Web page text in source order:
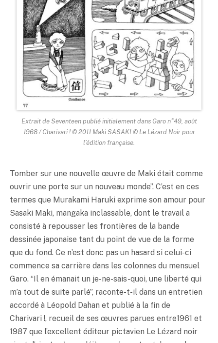
Extrait de Seventeen publié initialement dans Garo n°49, août
1968./ Charivari ! © 2011 Maki SASAKI © Le Lézard Noir pour
l’édition française.
Tomber sur une nouvelle œuvre de Maki était comme
ouvrir une porte sur un nouveau monde”. C’est en ces
termes que Murakami Haruki exprime son amour pour
Sasaki Maki, mangaka inclassable, dont le travail a
consisté à repousser les frontières de la bande
dessinée japonaise tant du point de vue de la forme
que du fond. Ce n’est donc pas un hasard si celui-ci
commence sa carrière dans les colonnes du mensuel
Garo. “Il en émanait un je-ne-sais-quoi, une liberté qui
m’a tout de suite parlé”, raconte-t-il dans un entretien
accordé à Léopold Dahan et publié à la fin de
Charivari !, recueil de ses œuvres parues entre1961 et
1987 que l’excellent éditeur pictavien Le Lézard noir